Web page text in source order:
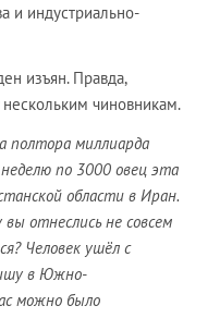
и индустриально-
изъян. Правда,
нескольким чиновникам.
полтора миллиарда
по 3000 овец эта
области в Иран.
отнеслись не совсем
Человек ушёл с
в Южно-
можно было